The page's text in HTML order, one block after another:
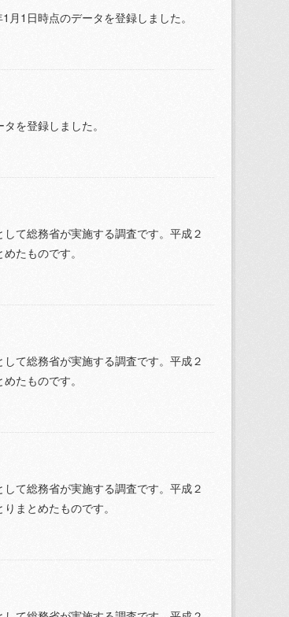
1日時点のデータを登録しました。
を登録しました。
て総務省が実施する調査です。平成２
たものです。
て総務省が実施する調査です。平成２
たものです。
て総務省が実施する調査です。平成２
まとめたものです。